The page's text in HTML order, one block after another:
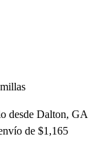
desde Dalton, GA
de $1,165